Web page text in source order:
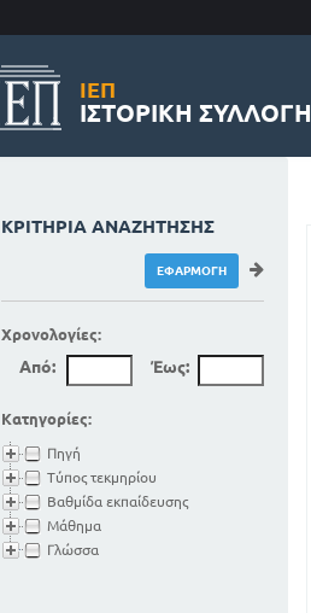
ΙΕΠ
ΙΣΤΟΡΙΚΉ ΣΥΛΛΟΓΉ
ΚΡΙΤΉΡΙΑ ΑΝΑΖΉΤΗΣΗΣ
Χρονολογίες:
Από: Έως:
Κατηγορίες:
Πηγή
Τύπος τεκμηρίου
Βαθμίδα εκπαίδευσης
Μάθημα
Γλώσσα